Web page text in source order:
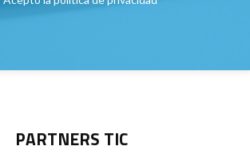
PARTNERS TIC